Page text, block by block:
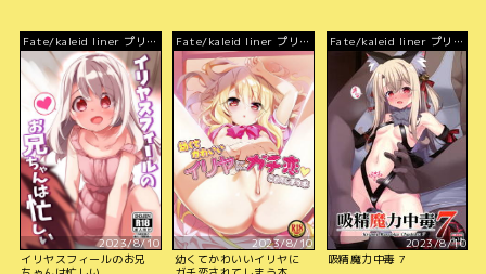
Fate/kaleid liner プリズ
マ☆イリヤ
2023/8/10
イリヤスフィールのお兄
Fate/kaleid liner プリズ
マ☆イリヤ
2023/8/10
幼くてかわいいイリヤに
Fate/kaleid liner プリズ
マ☆イリヤ
2023/8/10
吸精魔力中毒 7